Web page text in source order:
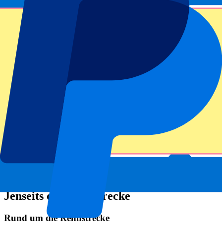
Südwestlich von Nagoya liegt die internationale Rennstrecke
Suzuka. Eine einzigartige Strecke innerhalb der Formel 1, die 1961
von dem ehrgeizigen Soichiro Honda, dem Gründer des japanischen
Honda-Konzerns, in Auftrag gegeben wurde. Er wollte Honda zu
einem Kraftpaket in der Automobilwelt machen und beschloss, dass
sein Unternehmen eine eigene Teststrecke brauchte. Die Strecke ist
Teil des Vergnügungsparks Suzuka Circuit Motopia.
Jenseits der Rennstrecke
Rund um die Rennstrecke